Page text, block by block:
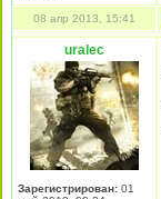
08 апр 2013, 15:41
uralec
Зарегистрирован: 01